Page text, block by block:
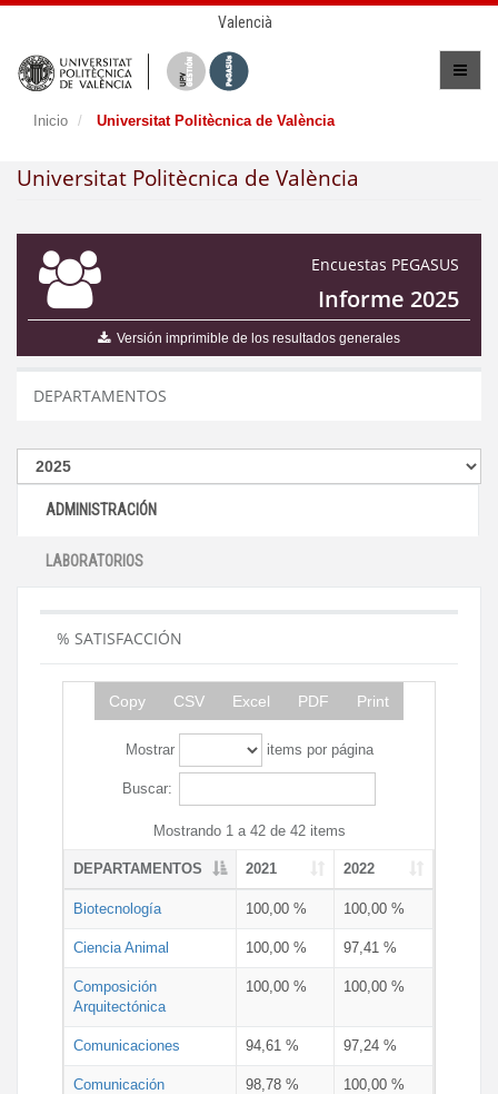
Valencià
Inicio Universitat Politècnica de València
Universitat Politècnica de València
Encuestas PEGASUS
Informe 2025
Versión imprimible de los resultados generales
DEPARTAMENTOS
ADMINISTRACIÓN
LABORATORIOS
% SATISFACCIÓN
Copy CSV Excel PDF Print
Mostrar items por página
Buscar:
Mostrando 1 a 42 de 42 items
DEPARTAMENTOS 2021 2022
Biotecnología 100,00 % 100,00 %
Ciencia Animal 100,00 % 97,41 %
Composición
Arquitectónica
100,00 % 100,00 %
Comunicaciones 94,61 % 97,24 %
Comunicación
98,78 % 100,00 %